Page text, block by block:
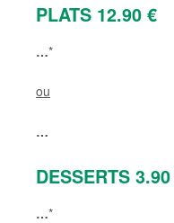
PLATS 12.90 €
…*
ou
…
DESSERTS
…*